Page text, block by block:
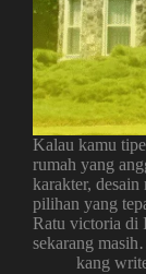
Kalau kamu
rumah yang
karakter,
pilihan yang
Ratu victoria di
sekarang
kang